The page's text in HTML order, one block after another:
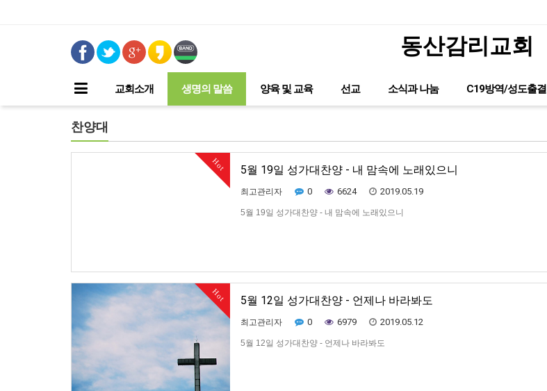
동산감리교회
교회소개 생명의 말씀 양육 및 교육 선교 소식과 나눔 C19방역/성도출결
찬양대
Hot 5월 19일 성가대찬양 - 내 맘속에 노래있으니
최고관리자 0 6624 2019.05.19
5월 19일 성가대찬양 - 내 맘속에 노래있으니
Hot 5월 12일 성가대찬양 - 언제나 바라봐도
최고관리자 0 6979 2019.05.12
5월 12일 성가대찬양 - 언제나 바라봐도